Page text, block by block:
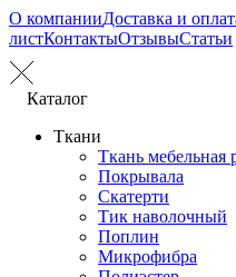
О компанииДоставка и
листКонтактыОтзывыСтатьи
Каталог
Ткани
Ткань мебельная
Покрывала
Скатерти
Тик наволочный
Поплин
Микрофибра